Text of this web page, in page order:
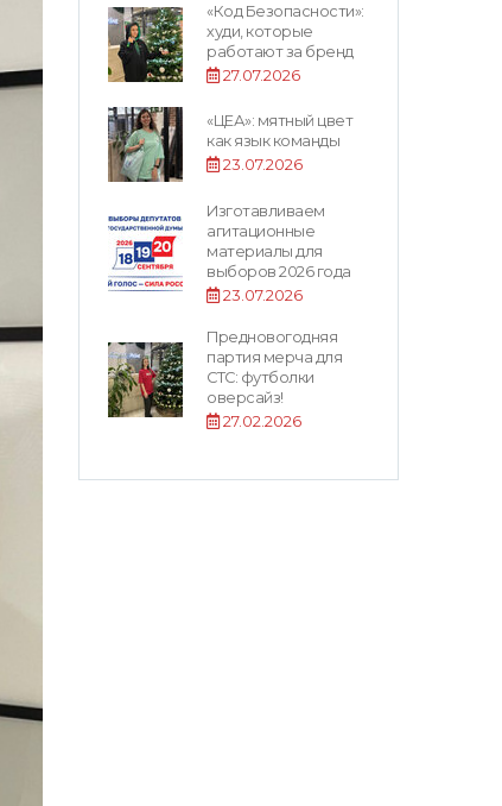
«Код Безопасности»:
худи, которые
работают за бренд
27.07.2026
«ЦЕА»: мятный цвет
как язык команды
23.07.2026
Изготавливаем
агитационные
материалы для
выборов 2026 года
23.07.2026
Предновогодняя
партия мерча для
СТС: футболки
оверсайз!
27.02.2026